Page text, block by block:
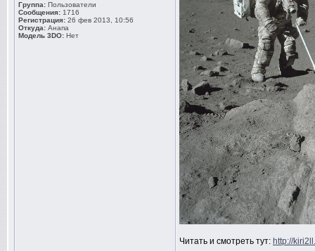
Группа: Пользователи
Сообщения: 1716
Регистрация: 26 фев 2013, 10:56
Откуда: Анапа
Модель 3DO: Нет
Читать и смотреть тут: http://